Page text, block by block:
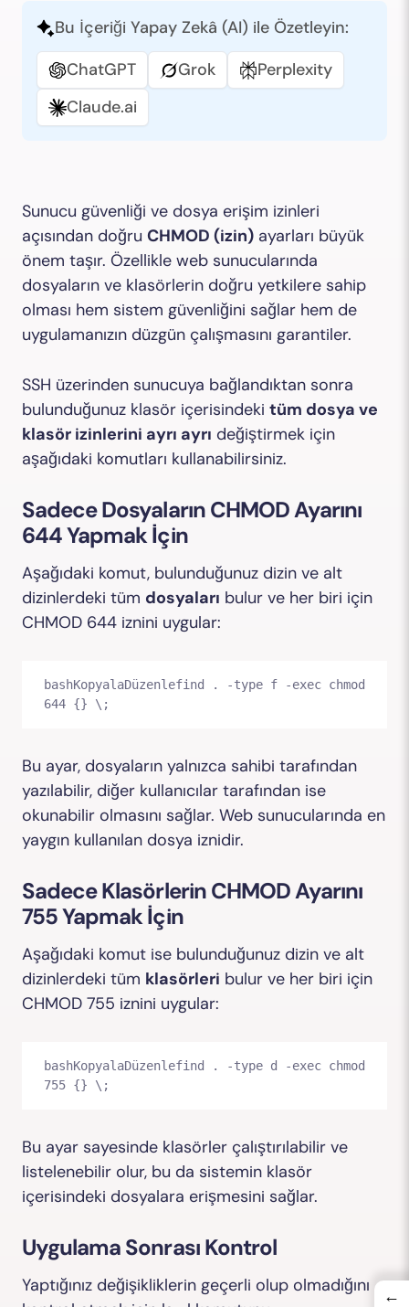
Bu İçeriği Yapay Zekâ (AI) ile Özetleyin:
ChatGPT
Grok
Perplexity
Claude.ai
Sunucu güvenliği ve dosya erişim izinleri
açısından doğru CHMOD (izin) ayarları büyük
önem taşır. Özellikle web sunucularında
dosyaların ve klasörlerin doğru yetkilere sahip
olması hem sistem güvenliğini sağlar hem de
uygulamanızın düzgün çalışmasını garantiler.
SSH üzerinden sunucuya bağlandıktan sonra
bulunduğunuz klasör içerisindeki tüm dosya ve
klasör izinlerini ayrı ayrı değiştirmek için
aşağıdaki komutları kullanabilirsiniz.
Sadece Dosyaların CHMOD Ayarını
644 Yapmak İçin
Aşağıdaki komut, bulunduğunuz dizin ve alt
dizinlerdeki tüm dosyaları bulur ve her biri için
CHMOD 644 iznini uygular:
bashKopyalaDüzenlefind . -type f -exec chmod
Bu ayar, dosyaların yalnızca sahibi tarafından
yazılabilir, diğer kullanıcılar tarafından ise
okunabilir olmasını sağlar. Web sunucularında en
yaygın kullanılan dosya iznidir.
Sadece Klasörlerin CHMOD Ayarını
755 Yapmak İçin
Aşağıdaki komut ise bulunduğunuz dizin ve alt
dizinlerdeki tüm klasörleri bulur ve her biri için
CHMOD 755 iznini uygular:
bashKopyalaDüzenlefind . -type d -exec chmod
Bu ayar sayesinde klasörler çalıştırılabilir ve
listelenebilir olur, bu da sistemin klasör
içerisindeki dosyalara erişmesini sağlar.
Uygulama Sonrası Kontrol
Yaptığınız değişikliklerin geçerli olup olmadığını
←